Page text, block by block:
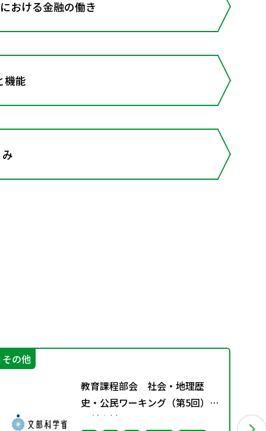
おける金融の働き
機能
その他
教育課程部会 社会・地理歴
史・公民ワーキング（第5回）
配付資料